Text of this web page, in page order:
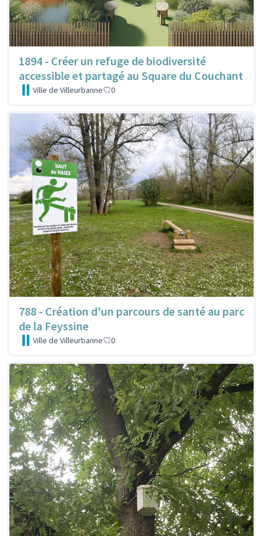
1894 - Créer un refuge de biodiversité
accessible et partagé au Square du Couchant
Ville de Villeurbanne 0
788 - Création d'un parcours de santé au parc
de la Feyssine
Ville de Villeurbanne 0